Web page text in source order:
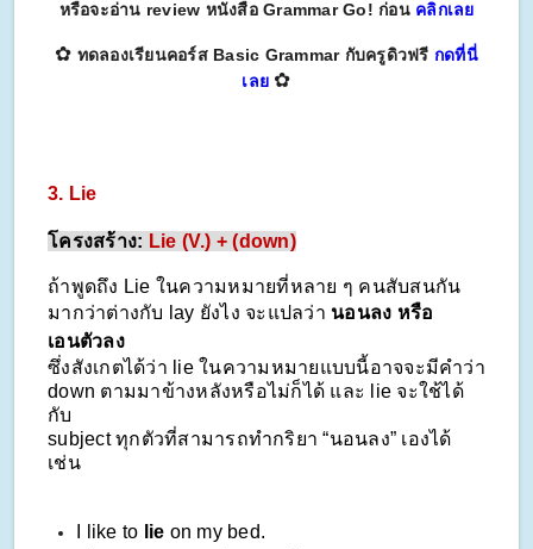
หรือจะอ่าน review หนังสือ Grammar Go! ก่อน คลิกเลย
✿ ทดลองเรียนคอร์ส Basic Grammar กับครูดิวฟรี กดที่นี่
เลย ✿
3. Lie
โครงสร้าง: Lie (V.) + (down)
ถ้าพูดถึง Lie ในความหมายที่หลาย ๆ คนสับสนกัน
มากว่าต่างกับ lay ยังไง จะแปลว่า นอนลง หรือ
เอนตัวลง
ซึ่งสังเกตได้ว่า lie ในความหมายแบบนี้อาจจะมีคำว่า
down ตามมาข้างหลังหรือไม่ก็ได้ และ lie จะใช้ได้
กับ
subject ทุกตัวที่สามารถทำกริยา “นอนลง” เองได้
เช่น
I like to lie on my bed.